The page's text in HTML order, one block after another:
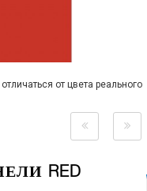
от цвета реального
RED